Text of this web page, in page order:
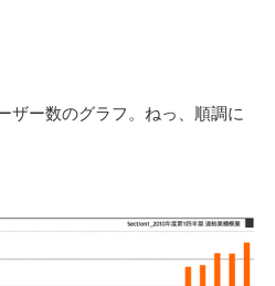
ザー数のグラフ。ねっ、順調に